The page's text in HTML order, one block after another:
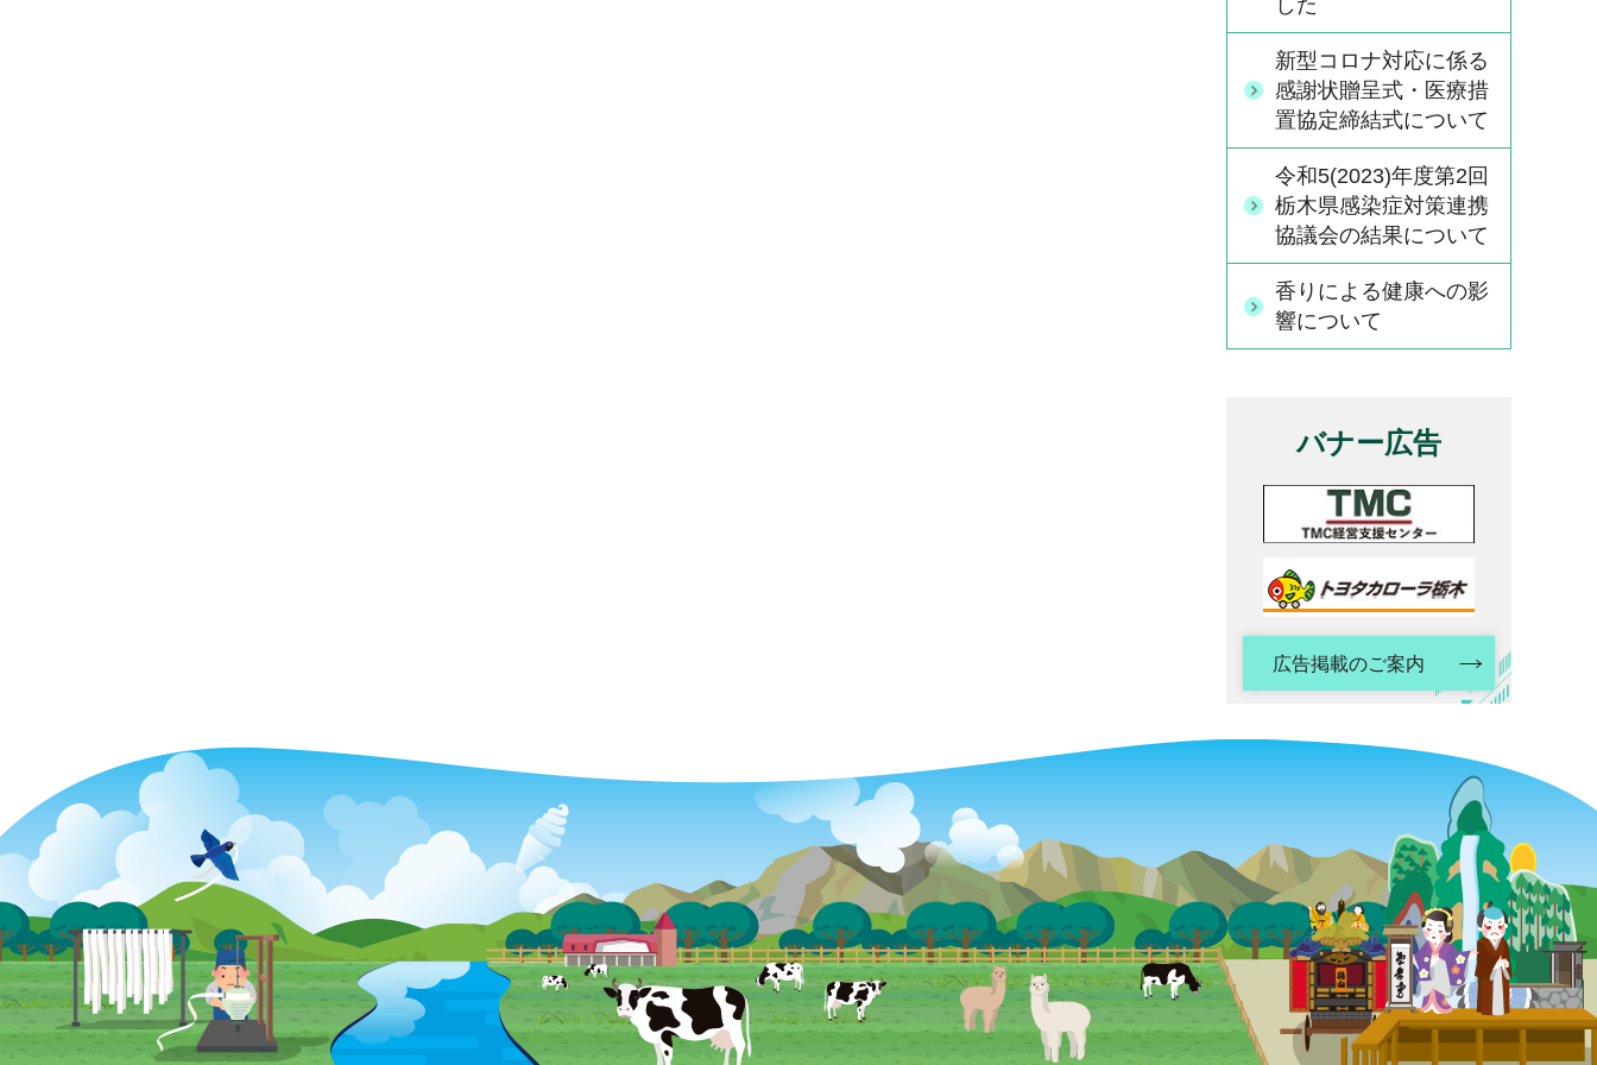
した
新型コロナ対応に係る
感謝状贈呈式・医療措
置協定締結式について
令和5(2023)年度第2回
栃木県感染症対策連携
協議会の結果について
香りによる健康への影
響について
バナー広告
広告掲載のご案内